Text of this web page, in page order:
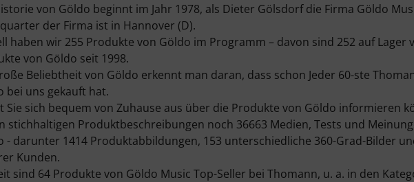
von Göldo beginnt im Jahr 1978, als Dieter Gölsdorf die Firma Göldo
der Firma ist in Hannover (D).
haben wir 255 Produkte von Göldo im Programm – davon sind 252 auf
von Göldo seit 1998.
Beliebtheit von Göldo erkennt man daran, dass schon Jeder 60-ste
bei uns gekauft hat.
Sie sich bequem von Zuhause aus über die Produkte von Göldo informieren
stichhaltigen Produktbeschreibungen noch 36663 Medien, Tests und
- darunter 1414 Produktabbildungen, 153 unterschiedliche 360-Grad-Bilder
Kunden.
sind 64 Produkte von Göldo Music Top-Seller bei Thomann, u. a. in den